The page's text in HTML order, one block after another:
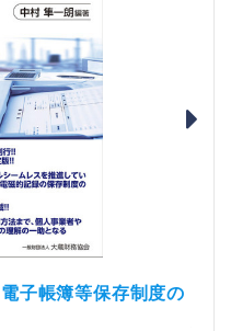
子帳簿等保存制度の